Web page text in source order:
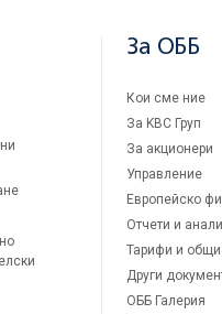
За ОББ
Кои сме ние
За KBC Груп
За акционери
Управление
Европейско
Отчети и
Тарифи и общи
Други
ОББ Галерия